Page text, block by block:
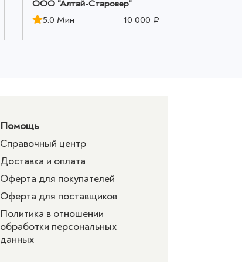
ООО "Алтай-Старовер"
5.0 Мин
10 000 ₽
Помощь
Справочный центр
Доставка и оплата
Оферта для покупателей
Оферта для поставщиков
Политика в отношении
обработки персональных
данных